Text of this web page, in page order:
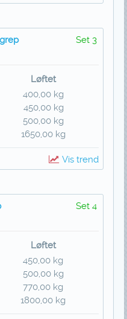
Set 3
Løftet
400,00 kg
450,00 kg
500,00 kg
1650,00 kg
Vis trend
Set 4
Løftet
450,00 kg
500,00 kg
770,00 kg
1800,00 kg